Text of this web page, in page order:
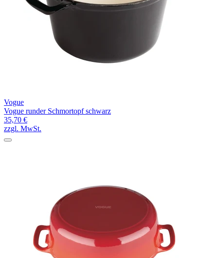
Vogue
Vogue runder Schmortopf schwarz
35,70 €
zzgl. MwSt.